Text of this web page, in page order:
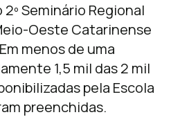
Seminário Regional
Oeste Catarinense
menos de uma
1,5 mil das 2 mil
pela Escola
preenchidas.